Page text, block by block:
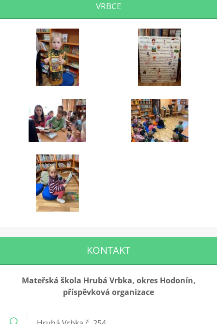
VRBCE
KONTAKT
Mateřská škola Hrubá Vrbka, okres Hodonín,
příspěvková organizace